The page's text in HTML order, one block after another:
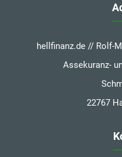
hellfinanz.de // Rolf-
Assekuranz-
22767